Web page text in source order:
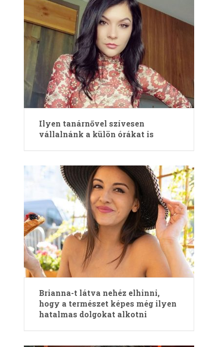
Ilyen tanárnővel szívesen
vállalnánk a külön órákat is
Brianna-t látva nehéz elhinni,
hogy a természet képes még ilyen
hatalmas dolgokat alkotni